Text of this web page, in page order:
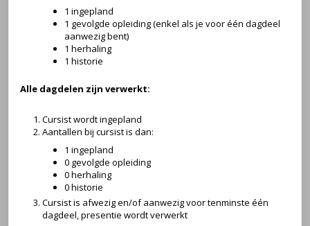
1 ingepland
1 gevolgde opleiding (enkel als je voor één dagdeel
aanwezig bent)
1 herhaling
1 historie
Alle dagdelen zijn verwerkt:
Cursist wordt ingepland
Aantallen bij cursist is dan:
1 ingepland
0 gevolgde opleiding
0 herhaling
0 historie
Cursist is afwezig en/of aanwezig voor tenminste één
dagdeel, presentie wordt verwerkt